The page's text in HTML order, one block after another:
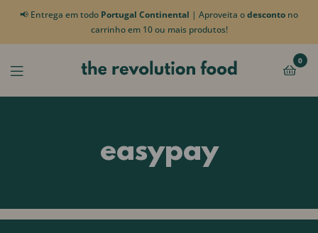
📢 Entrega em todo Portugal Continental | Aproveita odesconto no
carrinho em 10 ou mais produtos!
0
easypay